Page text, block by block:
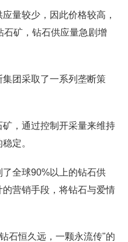
量较少，因此价格较高，
石矿，钻石供应量急剧增
团采取了一系列垄断策
，通过控制开采量来维持
定。
全球90%以上的钻石供
营销手段，将钻石与爱情
石恒久远，一颗永流传"的